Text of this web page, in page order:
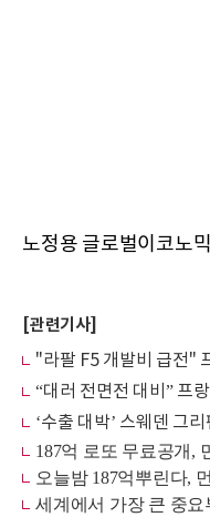
노정용 글로벌이코노
[관련기사]